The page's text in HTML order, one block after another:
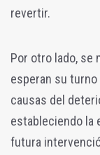
revertir.
Por otro lado, se
esperan su
causas del
estableciendo la
futura